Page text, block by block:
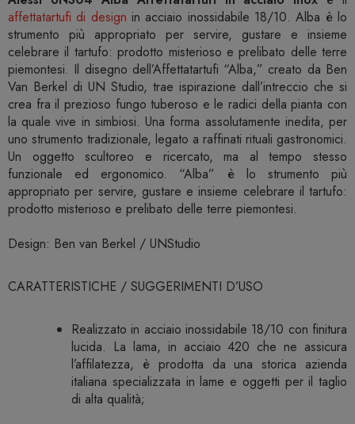
affettatartufi di design in acciaio inossidabile 18/10. Alba è lo
strumento più appropriato per servire, gustare e insieme
celebrare il tartufo: prodotto misterioso e prelibato delle terre
piemontesi. Il disegno dell’Affettatartufi “Alba,” creato da Ben
Van Berkel di UN Studio, trae ispirazione dall’intreccio che si
crea fra il prezioso fungo tuberoso e le radici della pianta con
la quale vive in simbiosi. Una forma assolutamente inedita, per
uno strumento tradizionale, legato a raffinati rituali gastronomici.
Un oggetto scultoreo e ricercato, ma al tempo stesso
funzionale ed ergonomico. “Alba” è lo strumento più
appropriato per servire, gustare e insieme celebrare il tartufo:
prodotto misterioso e prelibato delle terre piemontesi.
Design: Ben van Berkel / UNStudio
CARATTERISTICHE / SUGGERIMENTI D’USO
Realizzato in acciaio inossidabile 18/10 con finitura
lucida. La lama, in acciaio 420 che ne assicura
l’affilatezza, è prodotta da una storica azienda
italiana specializzata in lame e oggetti per il taglio
di alta qualità;